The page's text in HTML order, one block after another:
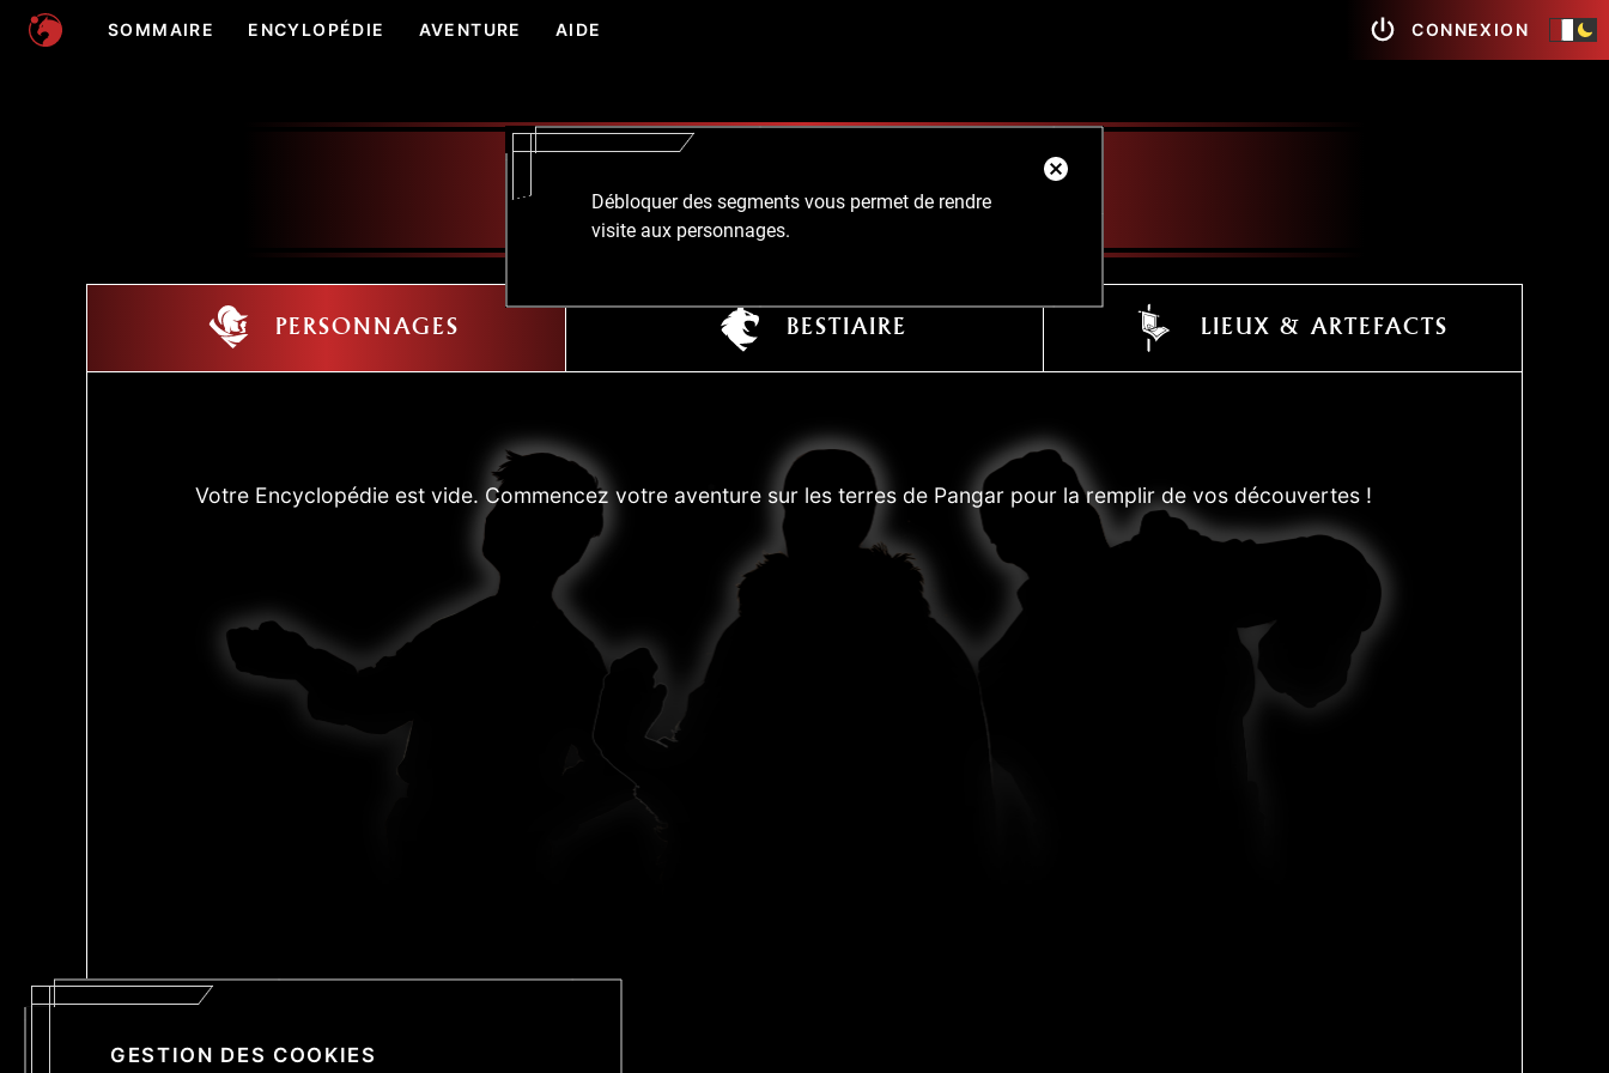
SOMMAIRE ENCYLOPÉDIE AVENTURE AIDE CONNEXION
GESTION DES COOKIES
Débloquer des segments vous permet de rendre
visite aux personnages.
ENCYLOPÉDIE
PERSONNAGES BESTIAIRE LIEUX & ARTEFACTS
Votre Encyclopédie est vide. Commencez votre aventure sur les terres de Pangar pour la remplir de vos découvertes !